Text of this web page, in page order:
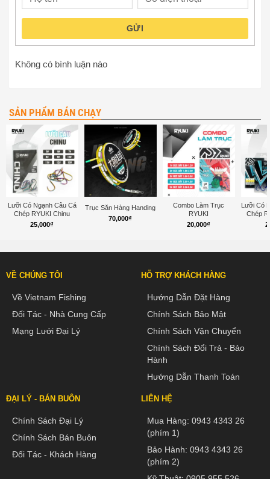
GỬI
Không có bình luận nào
SẢN PHẨM BÁN CHẠY
Lưỡi Có Ngạnh Câu Cá
Chép RYUKI Chinu
25,000₫
Trục Săn Hàng Handing
70,000₫
Combo Làm Trục
RYUKI
20,000₫
Lưỡi Có
Chép
VỀ CHÚNG TÔI
Về Vietnam Fishing
Đối Tác - Nhà Cung Cấp
Mạng Lưới Đại Lý
HỖ TRỢ KHÁCH HÀNG
Hướng Dẫn Đặt Hàng
Chính Sách Bảo Mật
Chính Sách Vận Chuyển
Chính Sách Đổi Trả - Bảo
Hành
Hướng Dẫn Thanh Toán
ĐẠI LÝ - BÁN BUÔN
Chính Sách Đại Lý
Chính Sách Bán Buôn
Đối Tác - Khách Hàng
LIÊN HỆ
Mua Hàng: 0943 4343 26
(phím 1)
Bảo Hành: 0943 4343 26
(phím 2)